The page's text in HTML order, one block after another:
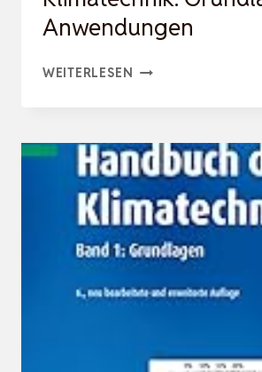
Anwendungen
WEITERLESEN KOMPENDIUM
KLIMATECHNIK:
GRUNDLAGEN
UND
ANWENDUNGEN